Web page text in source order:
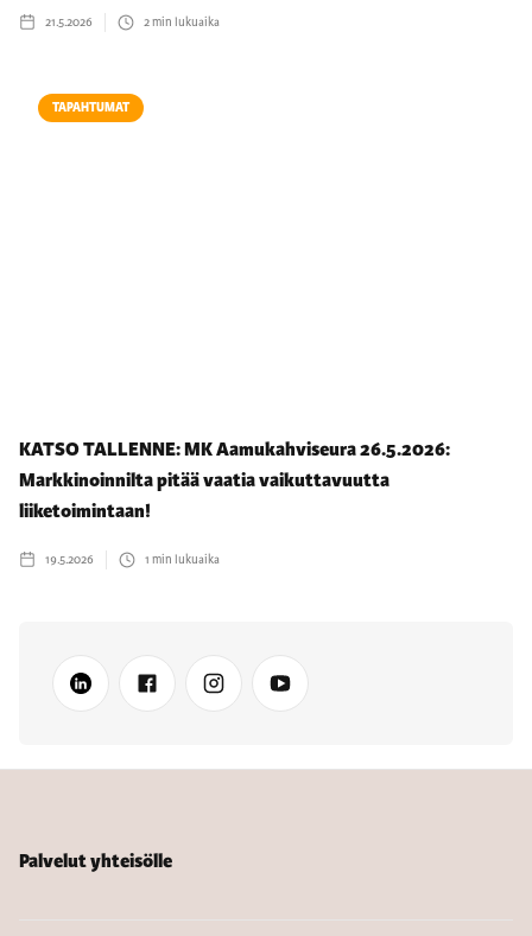
21.5.2026 2min lukuaika
TAPAHTUMAT
KATSO TALLENNE: MK Aamukahviseura 26.5.2026:
Markkinoinnilta pitää vaatia vaikuttavuutta
liiketoimintaan!
19.5.2026 1 min lukuaika
Palvelut yhteisölle